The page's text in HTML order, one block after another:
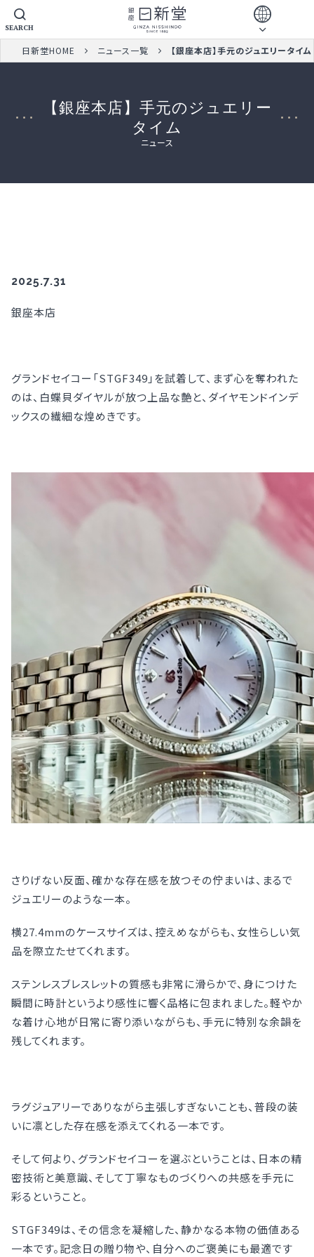
SEARCH
日新堂HOME ニュース一覧 【銀座本店】手元のジュエリータイム
【銀座本店】手元のジュエリー
タイム
ニュース
2025.7.31
銀座本店
グランドセイコー「STGF349」を試着して、まず心を奪われた
のは、白蝶貝ダイヤルが放つ上品な艶と、ダイヤモンドインデ
ックスの繊細な煌めきです。
さりげない反面、確かな存在感を放つその佇まいは、まるで
ジュエリーのような一本。
横27.4mmのケースサイズは、控えめながらも、女性らしい気
品を際立たせてくれます。
ステンレスブレスレットの質感も非常に滑らかで、身につけた
瞬間に時計というより感性に響く品格に包まれました。軽やか
な着け心地が日常に寄り添いながらも、手元に特別な余韻を
残してくれます。
ラグジュアリーでありながら主張しすぎないことも、普段の装
いに凛とした存在感を添えてくれる一本です。
そして何より、グランドセイコーを選ぶということは、日本の精
密技術と美意識、そして丁寧なものづくりへの共感を手元に
彩るということ。
STGF349は、その信念を凝縮した、静かなる本物の価値ある
一本です。記念日の贈り物や、自分へのご褒美にも最適です